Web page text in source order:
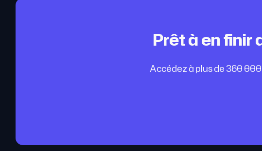
Prêt à en finir
Accédez à plus de 360